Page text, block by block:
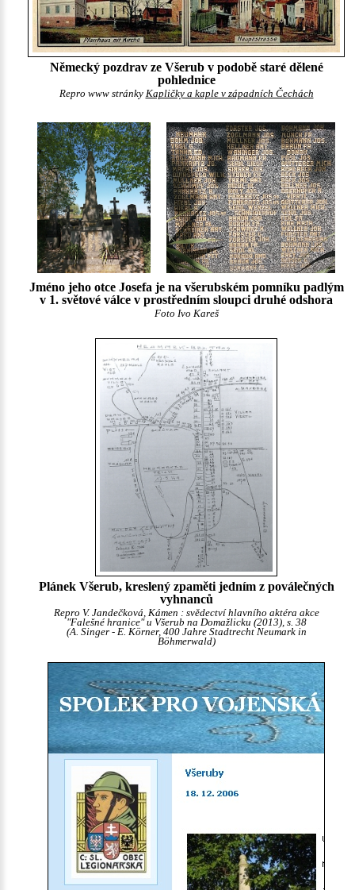
Německý pozdrav ze Všerub v podobě staré dělené
pohlednice
Repro www stránky Kapličky a kaple v západních Čechách
Jméno jeho otce Josefa je na všerubském pomníku padlým
v 1. světové válce v prostředním sloupci druhé odshora
Foto Ivo Kareš
Plánek Všerub, kreslený zpaměti jedním z poválečných
vyhnanců
Repro V. Jandečková, Kámen : svědectví hlavního aktéra akce
"Falešné hranice" u Všerub na Domažlicku (2013), s. 38
(A. Singer - E. Körner, 400 Jahre Stadtrecht Neumark in
Böhmerwald)